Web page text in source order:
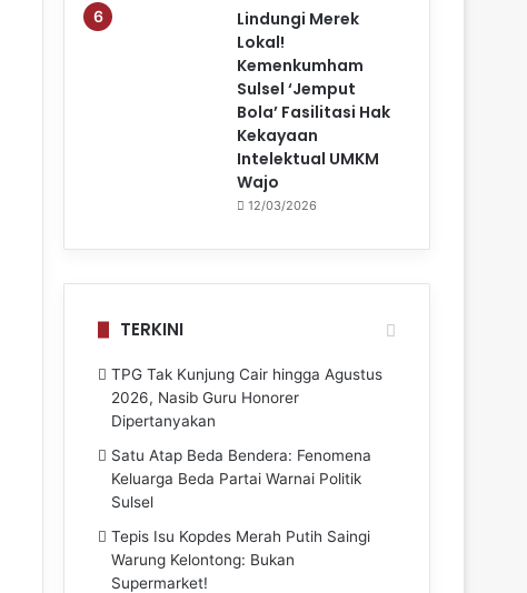
Lindungi Merek
Lokal!
Kemenkumham
Sulsel ‘Jemput
Bola’ Fasilitasi Hak
Kekayaan
Intelektual UMKM
Wajo
12/03/2026
TERKINI
TPG Tak Kunjung Cair hingga Agustus
2026, Nasib Guru Honorer
Dipertanyakan
Satu Atap Beda Bendera: Fenomena
Keluarga Beda Partai Warnai Politik
Sulsel
Tepis Isu Kopdes Merah Putih Saingi
Warung Kelontong: Bukan
Supermarket!